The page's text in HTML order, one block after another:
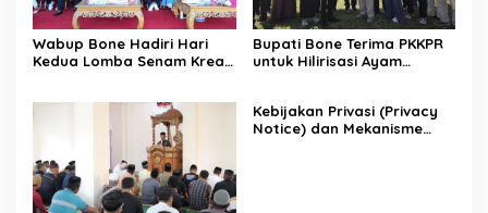
Wabup Bone Hadiri Hari
Kedua Lomba Senam Kreasi
Bupati Bone Terima PKKPR
untuk Hilirisasi Ayam
Kebijakan Privasi (Privacy
Notice) dan Mekanisme